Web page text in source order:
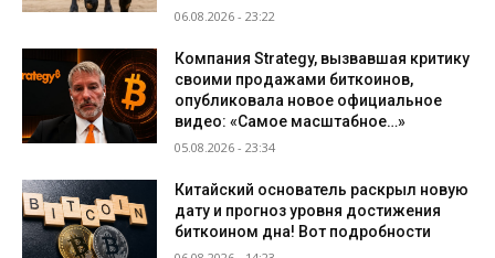
06.08.2026 - 23:22
Компания Strategy, вызвавшая критику
своими продажами биткоинов,
опубликовала новое официальное
видео: «Самое масштабное…»
05.08.2026 - 23:34
Китайский основатель раскрыл новую
дату и прогноз уровня достижения
биткоином дна! Вот подробности